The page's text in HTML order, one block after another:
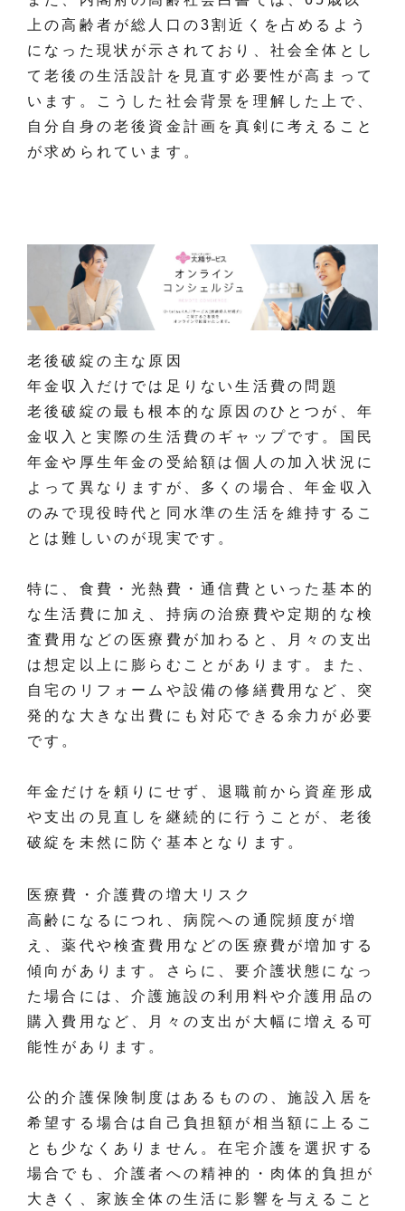
上の高齢者が総人口の3割近くを占めるよう
になった現状が示されており、社会全体とし
て老後の生活設計を見直す必要性が高まって
います。こうした社会背景を理解した上で、
自分自身の老後資金計画を真剣に考えること
が求められています。
老後破綻の主な原因
年金収入だけでは足りない生活費の問題
老後破綻の最も根本的な原因のひとつが、年
金収入と実際の生活費のギャップです。国民
年金や厚生年金の受給額は個人の加入状況に
よって異なりますが、多くの場合、年金収入
のみで現役時代と同水準の生活を維持するこ
とは難しいのが現実です。
特に、食費・光熱費・通信費といった基本的
な生活費に加え、持病の治療費や定期的な検
査費用などの医療費が加わると、月々の支出
は想定以上に膨らむことがあります。また、
自宅のリフォームや設備の修繕費用など、突
発的な大きな出費にも対応できる余力が必要
です。
年金だけを頼りにせず、退職前から資産形成
や支出の見直しを継続的に行うことが、老後
破綻を未然に防ぐ基本となります。
医療費・介護費の増大リスク
高齢になるにつれ、病院への通院頻度が増
え、薬代や検査費用などの医療費が増加する
傾向があります。さらに、要介護状態になっ
た場合には、介護施設の利用料や介護用品の
購入費用など、月々の支出が大幅に増える可
能性があります。
公的介護保険制度はあるものの、施設入居を
希望する場合は自己負担額が相当額に上るこ
とも少なくありません。在宅介護を選択する
場合でも、介護者への精神的・肉体的負担が
大きく、家族全体の生活に影響を与えること